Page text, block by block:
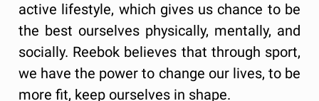
active lifestyle, which gives us chance to be
the best ourselves physically, mentally, and
socially. Reebok believes that through sport,
we have the power to change our lives, to be
more fit, keep ourselves in shape.